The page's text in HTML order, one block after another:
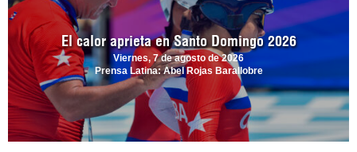
El calor aprieta en Santo Domingo 2026
Viernes, 7 de agosto de 2026
Prensa Latina: Abel Rojas Barallobre